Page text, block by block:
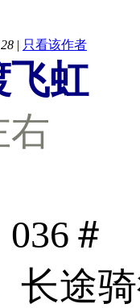
| 只看该作者
飞虹
右
036＃
长途